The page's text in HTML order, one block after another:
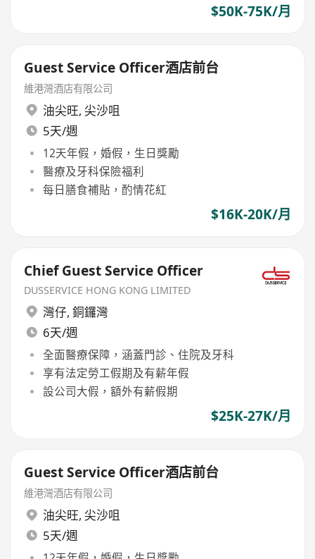
$50K-75K/月
Guest Service Officer酒店前台
維港灣酒店有限公司
油尖旺, 尖沙咀
5天/週
12天年假，婚假，生日獎勵
醫療及牙科保險福利
每日膳食補貼，酌情花紅
$16K-20K/月
Chief Guest Service Officer
DUSSERVICE HONG KONG LIMITED
灣仔, 銅鑼灣
6天/週
全面醫療保障，涵蓋門診、住院及牙科
享有法定勞工假期及有薪年假
設公司大假，額外有薪假期
$25K-27K/月
Guest Service Officer酒店前台
維港灣酒店有限公司
油尖旺, 尖沙咀
5天/週